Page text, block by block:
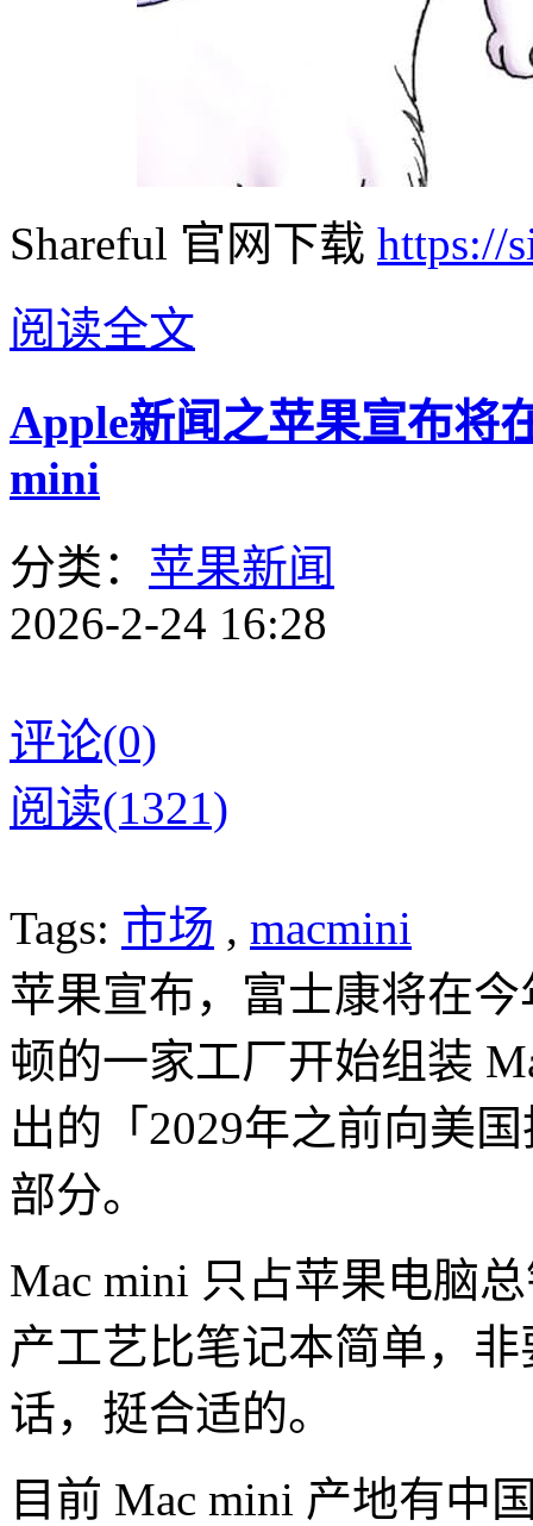
Shareful 官网下载 https://
阅读全文
Apple新闻之苹果宣布将
mini
分类： 苹果新闻
2026-2-24 16:28
评论(0)
阅读(1321)
Tags: 市场 , macmini
苹果宣布，富士康将在
顿的一家工厂开始组装
出的「2029年之前向美
部分。
Mac mini 只占苹果电脑
产工艺比笔记本简单，
话，挺合适的。
目前 Mac mini 产地有中